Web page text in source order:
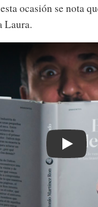
ocasión se nota
Laura.
Play